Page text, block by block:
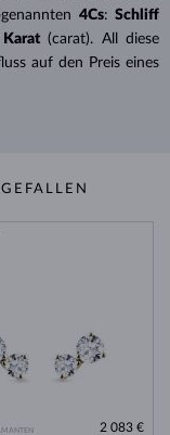
4Cs: Schliff
Karat (carat). All diese
auf den Preis eines
2 083 €